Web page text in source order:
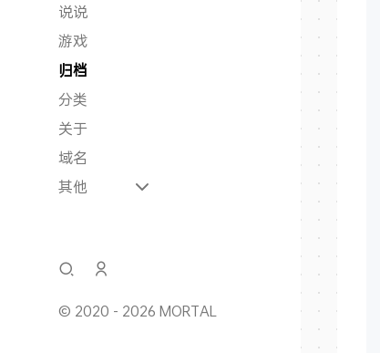
说说
游戏
归档
分类
关于
域名
其他
© 2020 - 2026 MORTAL